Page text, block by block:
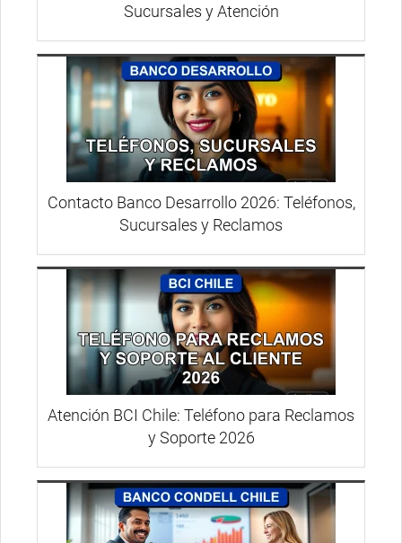
Sucursales y Atención
Contacto Banco Desarrollo 2026: Teléfonos,
Sucursales y Reclamos
Atención BCI Chile: Teléfono para Reclamos
y Soporte 2026